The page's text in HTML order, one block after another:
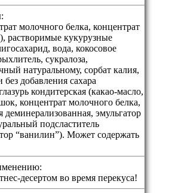
молочного белка, концентрат
растворимые кукурузные
вода, кокосовое
сукралоза,
натуральному, сорбат калия,
добавления сахара
кондитерская (какао-масло,
концентрат молочного белка,
деминерализованная, эмульгатор
подсластитель
“ванилин”). Может содержать
десертом во время перекуса!